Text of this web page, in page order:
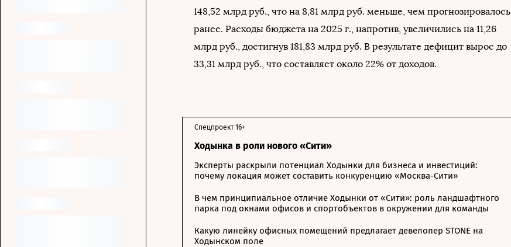
148,52 млрд руб., что на 8,81 млрд руб. меньше, чем прогнозировалось
ранее. Расходы бюджета на 2025 г., напротив, увеличились на 11,26
млрд руб., достигнув 181,83 млрд руб. В результате дефицит вырос до
33,31 млрд руб., что составляет около 22% от доходов.
Ходынка в роли нового «Сити»
Спецпроект 16+
Эксперты раскрыли потенциал Ходынки для бизнеса и инвестиций:
почему локация может составить конкуренцию «Москва-Сити»
В чем принципиальное отличие Ходынки от «Сити»: роль ландшафтного
парка под окнами офисов и спортобъектов в окружении для команды
Какую линейку офисных помещений предлагает девелопер STONE на
Ходынском поле